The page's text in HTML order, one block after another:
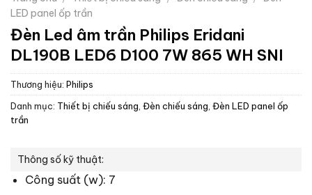
LED panel ốp trần
Đèn Led âm trần Philips Eridani
DL190B LED6 D100 7W 865 WH SNI
Thương hiệu: Philips
Danh mục: Thiết bị chiếu sáng Đèn chiếu sáng Đèn LED panel ốp
trần
Thông số kỹ thuật:
Công suất (w): 7